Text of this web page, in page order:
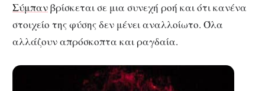
Σύμπανβρίσκεται σε μια συνεχή ροή και ότι κανένα
στοιχείο της φύσης δεν μένει αναλλοίωτο. Όλα
αλλάζουν απρόσκοπτα και ραγδαία.